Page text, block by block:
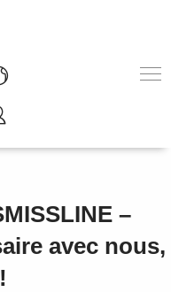
–
avec nous,